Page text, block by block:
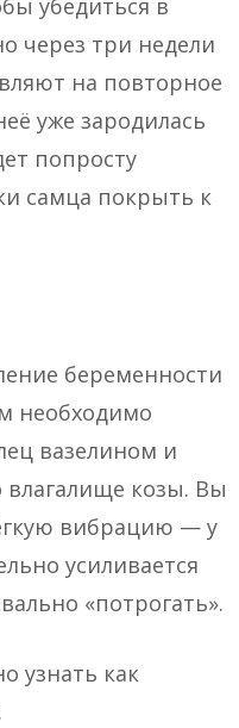
убедиться в
через три недели
на повторное
уже зародилась
попросту
самца покрыть к
беременности
необходимо
вазелином и
влагалище козы. Вы
вибрацию — у
усиливается
«потрогать».
узнать как